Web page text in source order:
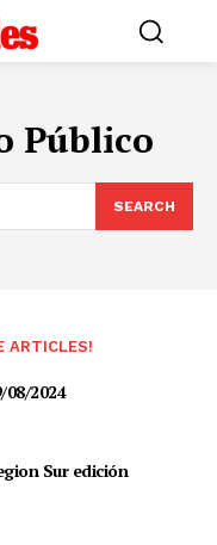
Público
SEARCH
ARTICLES!
08/2024
Sur edición